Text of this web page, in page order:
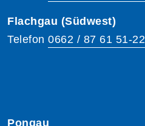
Flachgau (Südwest)
Telefon 0662 / 87 61 51-22
Pongau